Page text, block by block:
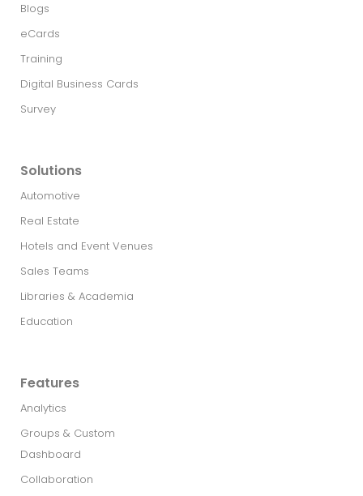
Blogs
eCards
Training
Digital Business Cards
Survey
Solutions
Automotive
Real Estate​
Hotels and Event Venues
Sales Teams
Libraries & Academia
Education
Features
Analytics
Groups & Custom
Dashboard
Collaboration